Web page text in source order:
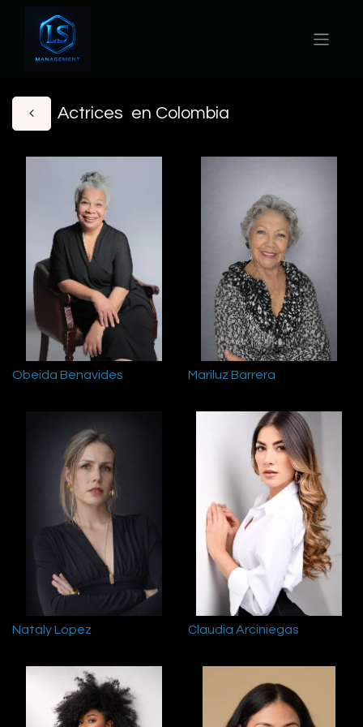
Actrices en Colombia
Obeida Benavides Mariluz Barrera
Nataly Lopez Claudia Arciniegas